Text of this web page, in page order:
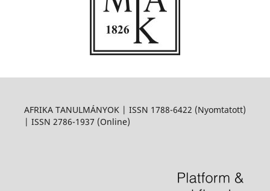
AFRIKA TANULMÁNYOK | ISSN 1788-6422 (Nyomtatott)
| ISSN 2786-1937 (Online)